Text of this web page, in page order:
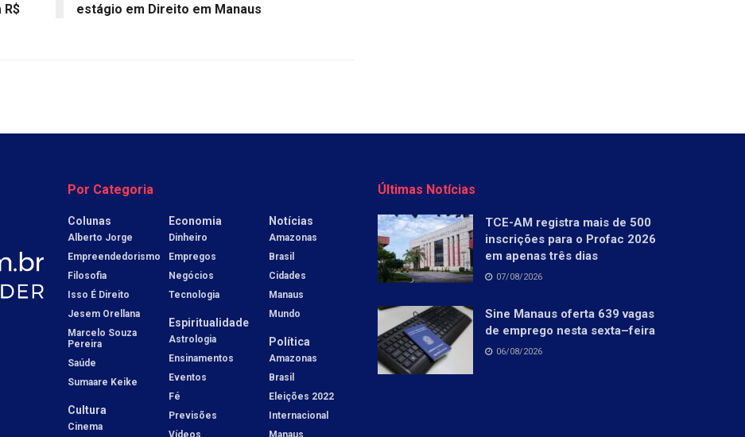
R$
estágio em Direito em Manaus
Por Categoria
Colunas
Alberto Jorge
Empreendedorismo
Filosofia
Isso É Direito
Jesem Orellana
Marcelo Souza
Pereira
Saúde
Sumaare Keike
Cultura
Cinema
Economia
Dinheiro
Empregos
Negócios
Tecnologia
Espiritualidade
Astrologia
Ensinamentos
Eventos
Fé
Previsões
Vídeos
Notícias
Amazonas
Brasil
Cidades
Manaus
Mundo
Política
Amazonas
Brasil
Eleições 2022
Internacional
Manaus
Últimas Notícias
TCE-AM registra mais de 500
inscrições para o Profac 2026
em apenas três dias
07/08/2026
Sine Manaus oferta 639 vagas
de emprego nesta sexta–feira
06/08/2026